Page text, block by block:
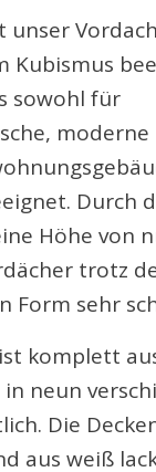
unser
Kubismus
sowohl für
moderne
Durch
Höhe von
trotz
Form sehr
komplett
neun
Die
aus weiß